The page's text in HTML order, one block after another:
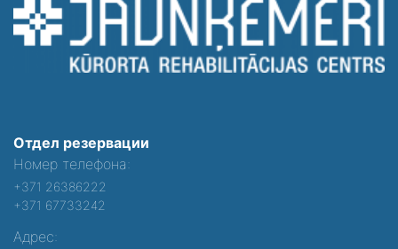
Отдел резервации
Номер телефона:
+371 26386222
+371 67733242
Адрес: